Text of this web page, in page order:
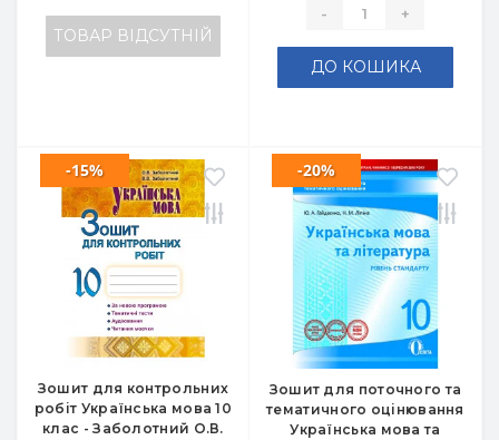
ТОВАР ВІДСУТНІЙ
- +
ДО КОШИКА
Зошит для контрольних
робіт Українська мова 10
клас - Заболотний О.В.
-15%
Зошит для поточного та
тематичного оцінювання
Українська мова та
-20%